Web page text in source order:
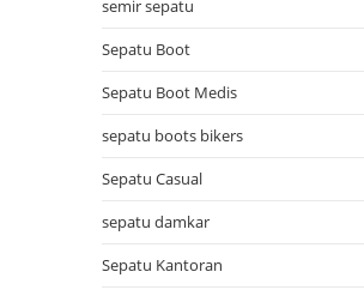
semir sepatu
Sepatu Boot
Sepatu Boot Medis
sepatu boots bikers
Sepatu Casual
sepatu damkar
Sepatu Kantoran